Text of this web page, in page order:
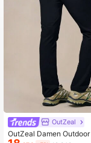
OutZeal
OutZeal Damen